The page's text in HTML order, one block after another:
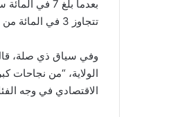
تتجاوز 3 في المائة من الناتج الداخلي الخام في أفق سنة 2026”.
وفي سياق ذي صلة، قال
الولاية، “من نجاحات
الاقتصادي في وجه